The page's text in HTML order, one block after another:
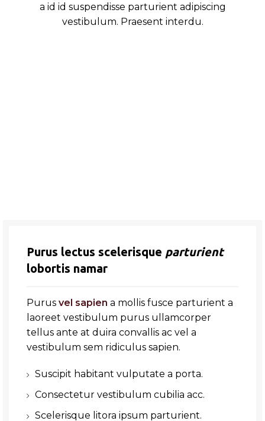
a id id suspendisse parturient adipiscing
vestibulum. Praesent interdu.
Purus lectus scelerisque parturient
lobortis namar
Purus vel sapien a mollis fusce parturient a
laoreet vestibulum purus ullamcorper
tellus ante at duira convallis ac vel a
vestibulum sem ridiculus sapien.
Suscipit habitant vulputate a porta.
Consectetur vestibulum cubilia acc.
Scelerisque litora ipsum parturient.